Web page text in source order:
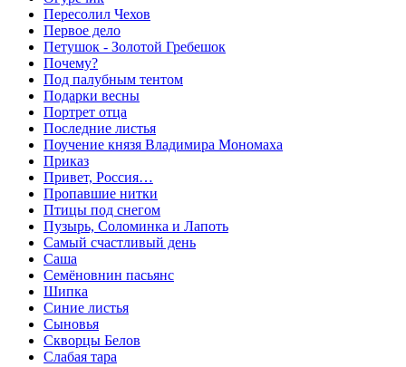
Пересолил Чехов
Первое дело
Петушок - Золотой Гребешок
Почему?
Под палубным тентом
Подарки весны
Портрет отца
Последние листья
Поучение князя Владимира Мономаха
Приказ
Привет, Россия…
Пропавшие нитки
Птицы под снегом
Пузырь, Соломинка и Лапоть
Самый счастливый день
Саша
Семёновнин пасьянс
Шипка
Синие листья
Сыновья
Скворцы Белов
Слабая тара